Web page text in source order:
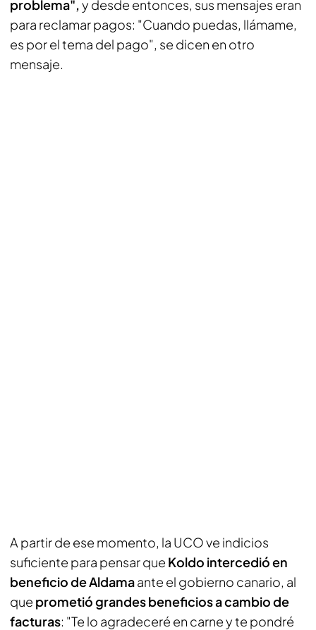
problema",y desde entonces, sus mensajes eran
para reclamar pagos: "Cuando puedas, llámame,
es por el tema del pago", se dicen en otro
mensaje.
A partir de ese momento, la UCO ve indicios
suficiente para pensar que Koldo intercedió en
beneficio de Aldamaante el gobierno canario, al
que prometió grandes beneficios a cambio de
facturas: "Te lo agradeceré en carne y te pondré